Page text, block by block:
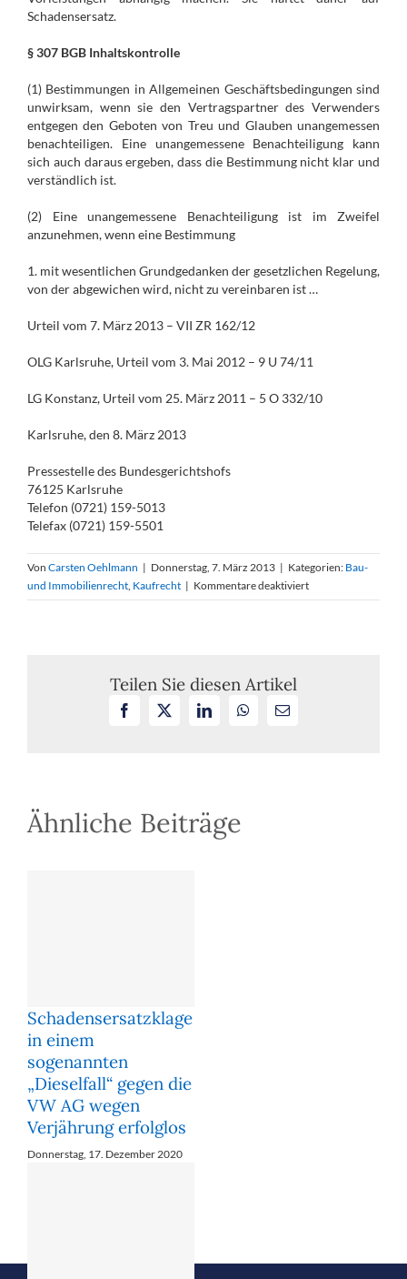
Schadensersatz.
§ 307 BGB Inhaltskontrolle
(1) Bestimmungen in Allgemeinen Geschäftsbedingungen sind
unwirksam, wenn sie den Vertragspartner des Verwenders
entgegen den Geboten von Treu und Glauben unangemessen
benachteiligen. Eine unangemessene Benachteiligung kann
sich auch daraus ergeben, dass die Bestimmung nicht klar und
verständlich ist.
(2) Eine unangemessene Benachteiligung ist im Zweifel
anzunehmen, wenn eine Bestimmung
1. mit wesentlichen Grundgedanken der gesetzlichen Regelung,
von der abgewichen wird, nicht zu vereinbaren ist …
Urteil vom 7. März 2013 – VII ZR 162/12
OLG Karlsruhe, Urteil vom 3. Mai 2012 – 9 U 74/11
LG Konstanz, Urteil vom 25. März 2011 – 5 O 332/10
Karlsruhe, den 8. März 2013
Pressestelle des Bundesgerichtshofs
76125 Karlsruhe
Telefon (0721) 159-5013
Telefax (0721) 159-5501
Von Carsten Oehlmann | Donnerstag, 7. März 2013 | Kategorien: Bau-
und Immobilienrecht Kaufrecht | Kommentare deaktiviertfür
Unwirksame
Teilen Sie diesen Artikel
Facebook LinkedInWhatsApp
E-
Ähnliche Beiträge
Schadensersatzklage
in einem
sogenannten
„Dieselfall“ gegen die
VW AG wegen
Verjährung erfolglos
Donnerstag, 17. Dezember 2020